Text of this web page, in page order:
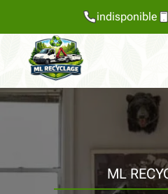
indisponible
ML